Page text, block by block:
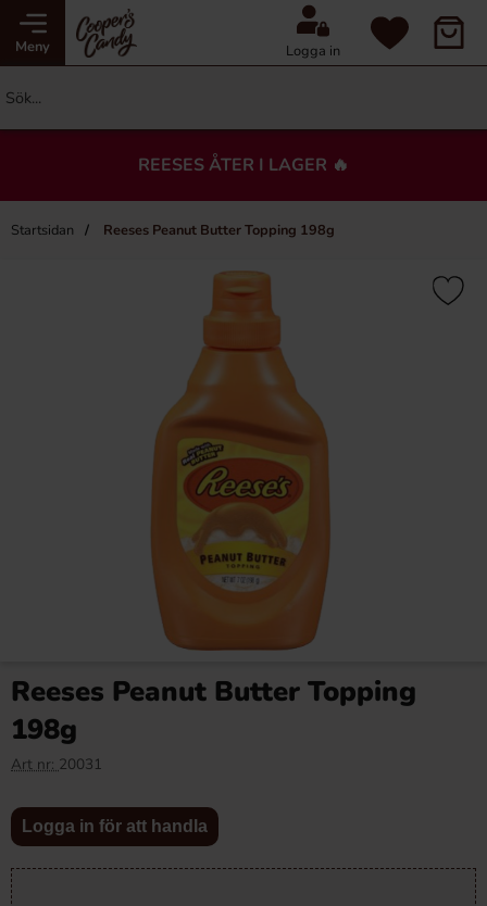
Meny Logga in
REESES ÅTER I LAGER 🔥
Startsidan Reeses Peanut Butter Topping 198g
Reeses Peanut Butter Topping
198g
Art nr: 20031
Logga in för att handla